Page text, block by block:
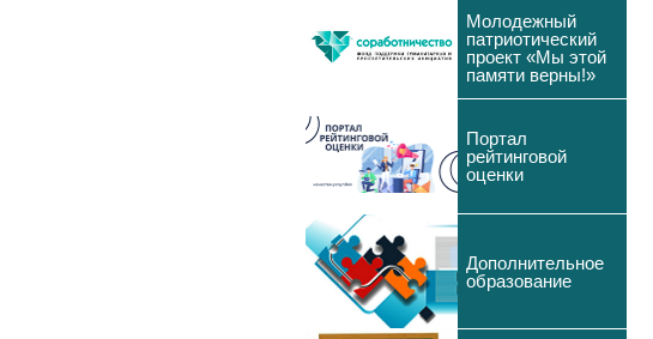
Молодежный
патриотический
проект «Мы этой
памяти верны!»
Портал
рейтинговой
оценки
Дополнительное
образование